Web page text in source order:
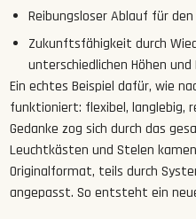
Reibungsloser Ablauf für
Zukunftsfähigkeit durch
unterschiedlichen Höhen
Ein echtes Beispiel dafür, wie
funktioniert: flexibel, langlebig,
Gedanke zog sich durch das
Leuchtkästen und Stelen
Originalformat, teils durch
angepasst. So entsteht ein